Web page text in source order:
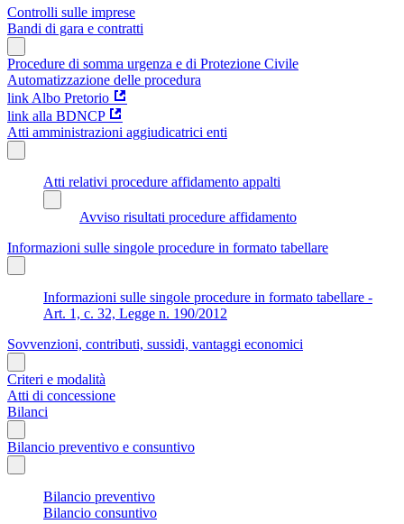
Controlli sulle imprese
Bandi di gara e contratti
Procedure di somma urgenza e di Protezione Civile
Automatizzazione delle procedura
link Albo Pretorio
link alla BDNCP
Atti amministrazioni aggiudicatrici enti
Atti relativi procedure affidamento appalti
Avviso risultati procedure affidamento
Informazioni sulle singole procedure in formato tabellare
Informazioni sulle singole procedure in formato tabellare -
Art. 1, c. 32, Legge n. 190/2012
Sovvenzioni, contributi, sussidi, vantaggi economici
Criteri e modalità
Atti di concessione
Bilanci
Bilancio preventivo e consuntivo
Bilancio preventivo
Bilancio consuntivo